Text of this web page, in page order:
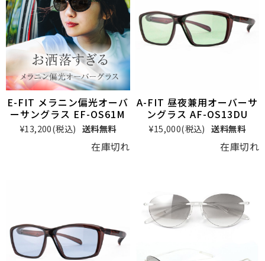
E-FIT メラニン偏光オーバ
ーサングラス EF-OS61M
¥13,200(税込) 送料無料
在庫切れ
A-FIT 昼夜兼用オーバーサ
ングラス AF-OS13DU
¥15,000(税込) 送料無料
在庫切れ